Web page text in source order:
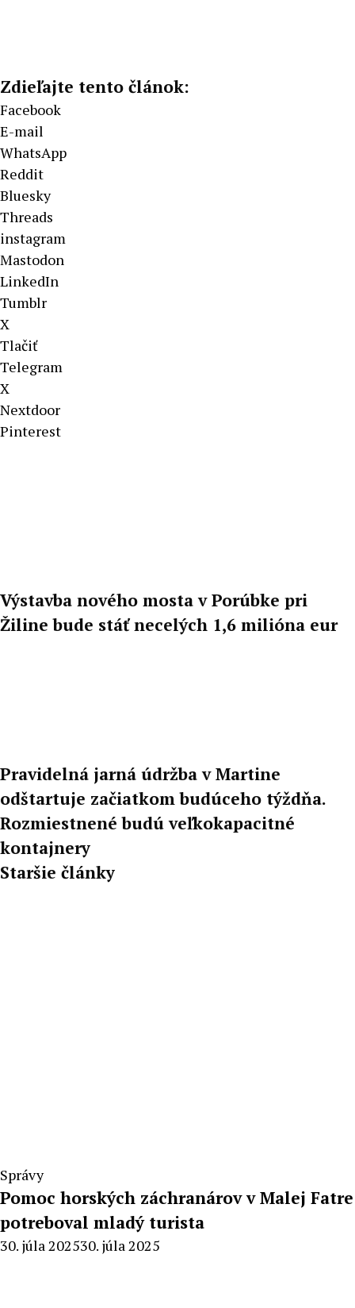
Zdieľajte tento článok:
Facebook
E-mail
WhatsApp
Reddit
Bluesky
Threads
instagram
Mastodon
LinkedIn
Tumblr
X
Tlačiť
Telegram
X
Nextdoor
Pinterest
Výstavba nového mosta v Porúbke pri
Žiline bude stáť necelých 1,6 milióna eur
Pravidelná jarná údržba v Martine
odštartuje začiatkom budúceho týždňa.
Rozmiestnené budú veľkokapacitné
kontajnery
Staršie články
Správy
Pomoc horských záchranárov v Malej Fatre
potreboval mladý turista
By
30. júla 202530. júla 2025